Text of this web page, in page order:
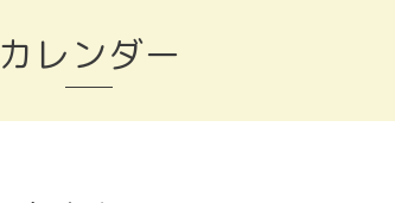
カレンダー